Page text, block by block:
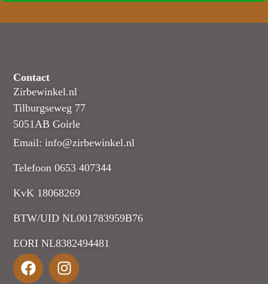
Contact
Zirbewinkel.nl
Tilburgseweg 77
5051AB Goirle
Email: info@zirbewinkel.nl
Telefoon 0653 407344
KvK 18068269
BTW/UID NL001783959B76
EORI NL8382494481